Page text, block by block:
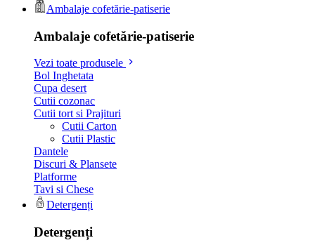
Ambalaje cofetărie-patiserie
Ambalaje cofetărie-patiserie
Vezi toate produsele
Bol Inghetata
Cupa desert
Cutii cozonac
Cutii tort si Prajituri
Cutii Carton
Cutii Plastic
Dantele
Discuri & Plansete
Platforme
Tavi si Chese
Detergenți
Detergenți